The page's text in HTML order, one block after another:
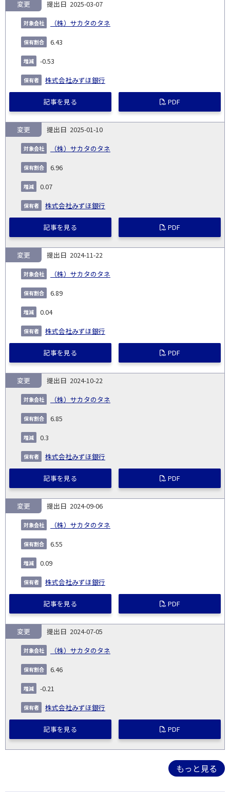
2025-03-07
（株）サカタのタネ
変更
6.43
-0.53
株式会社みずほ銀行
記事を見る PDF
2025-01-10
（株）サカタのタネ
変更
6.96
0.07
株式会社みずほ銀行
記事を見る PDF
2024-11-22
（株）サカタのタネ
変更
6.89
0.04
株式会社みずほ銀行
記事を見る PDF
2024-10-22
（株）サカタのタネ
変更
6.85
0.3
株式会社みずほ銀行
記事を見る PDF
2024-09-06
（株）サカタのタネ
変更
6.55
0.09
株式会社みずほ銀行
記事を見る PDF
2024-07-05
（株）サカタのタネ
変更
6.46
-0.21
株式会社みずほ銀行
記事を見る PDF
もっと見る